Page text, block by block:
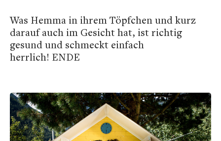
Was Hemma in ihrem Töpfchen und kurz
darauf auch im Gesicht hat, ist richtig
gesund und schmeckt einfach
herrlich! ENDE